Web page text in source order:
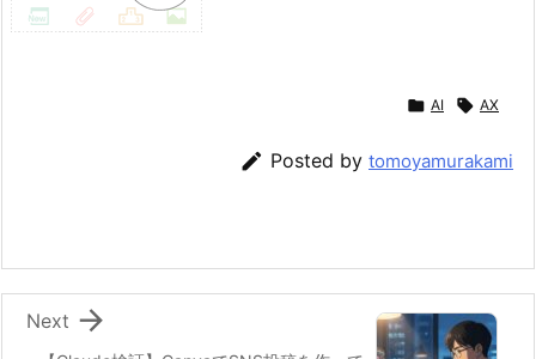
 AI  AX
 Posted by tomoyamurakami

Next